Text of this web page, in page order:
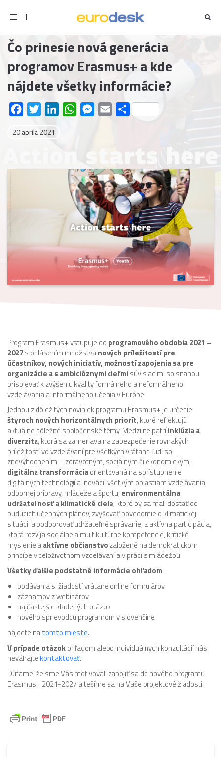
Toggle
Čo prinesie nová generácia
programov Erasmus+ a kde
nájdete všetky informácie?
FacebookTwitterLinkedInWhatsAppMessenger
Email Share
20 apríla 2021
Program Erasmus+ vstupuje do programového obdobia 2021 –
2027s ohlásením množstvanových príležitostí pre
účastníkov, nových iniciatív, možností zapojenia sa pre
organizácie a s ambicióznymi cieľmi súvisiacimi so snahou
prispievať k zvýšeniu kvality formálneho a neformálneho
vzdelávania a informálneho učenia v Európe.
Jednou z dôležitých noviniek programu Erasmus+ je určenie
štyroch nových horizontálnych priorít, ktoré reflektujú
aktuálne dôležité spoločenské témy. Medzi ne patríinklúzia a
diverzita, ktorá sa zameriava na zabezpečenie rovnakých
príležitostí vo vzdelávaní pre všetkých vrátane ľudí so
znevýhodnením – zdravotným, sociálnym či ekonomickým;
digitálna transformáciaorientovaná na sprístupnenie
digitálnych technológií a inovácií všetkým oblastiam vzdelávania,
odbornej prípravy, mládeže a športu; environmentálna
udržateľnosť a klimatické ciele, ktoré by sa mali dostať do
budúcich učebných plánov, zvyšovať povedomie o klimatickej
situácii a podporovať udržateľné správanie; a aktívna participácia,
ktorá rozvíja sociálne a multikultúrne kompetencie, kritické
myslenie aaktívne občianstvo založené na demokratickom
princípe v celoživotnom vzdelávaní a v práci s mládežou.
Všetky ďalšie podstatné informácie ohľadom
podávania si žiadostí vrátane online formulárov
záznamov z webinárov
najčastejšie kladených otázok
nového sprievodcu programom v slovenčine
nájdete natomto mieste.
V prípade otázokohľadom alebo individuálnych konzultácií nás
neváhajtekontaktovať.
Dúfame, že sme Vás motivovali zapojiť sa do nového programu
Erasmus+ 2021-2027 a tešíme sa na Vaše projektové žiadosti.